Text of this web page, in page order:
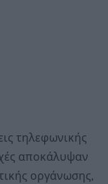
τηλεφωνικής
αποκάλυψαν
οργάνωσης,